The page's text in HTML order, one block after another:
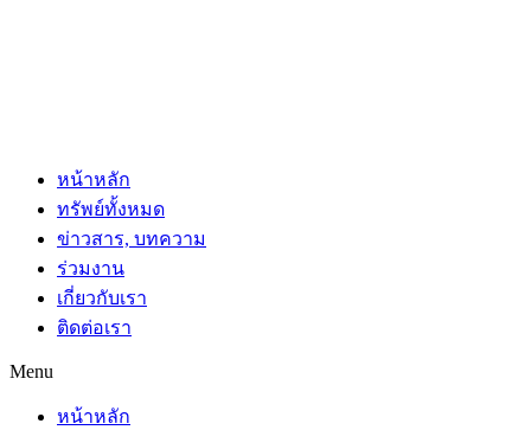
หน้าหลัก
ทรัพย์ทั้งหมด
ข่าวสาร, บทความ
ร่วมงาน
เกี่ยวกับเรา
ติดต่อเรา
Menu
หน้าหลัก